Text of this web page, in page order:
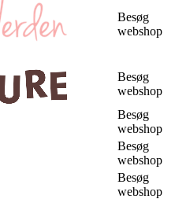
Besøg
webshop
Besøg
webshop
Besøg
webshop
Besøg
webshop
Besøg
webshop